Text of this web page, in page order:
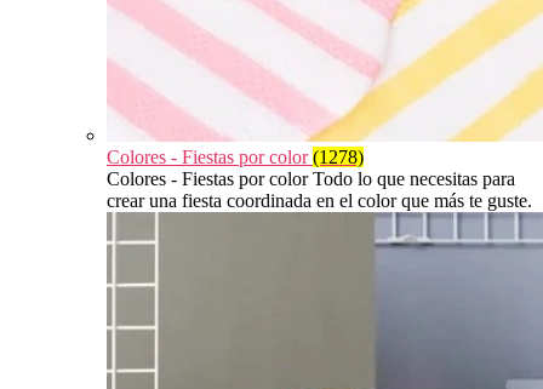
Colores - Fiestas por color(1278)
Colores - Fiestas por color Todo lo que necesitas para
crear una fiesta coordinada en el color que más te guste.